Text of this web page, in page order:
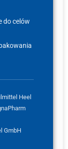
do celów
Heel
GmbH